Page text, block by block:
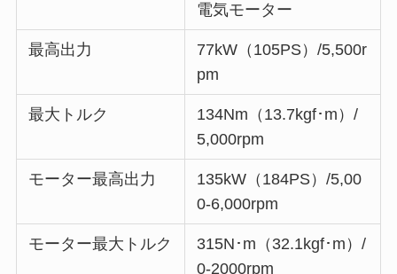
電気モーター
最高出力
77kW（105PS）/5,500r
pm
最大トルク
134Nm（13.7kgf･m）/
5,000rpm
モーター最高出力
135kW（184PS）/5,00
0-6,000rpm
モーター最大トルク
315N･m（32.1kgf･m）/
0-2000rpm